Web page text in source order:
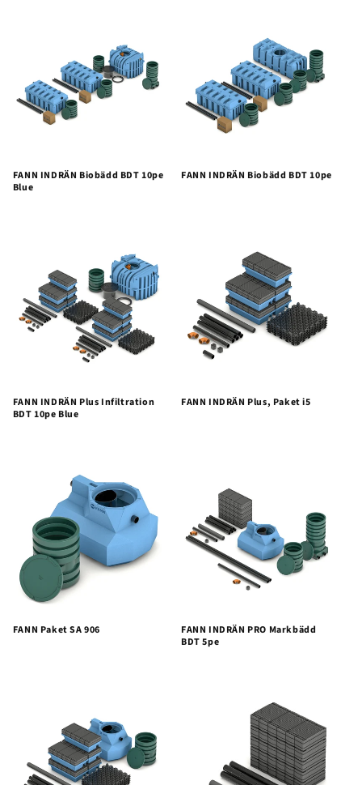
FANN INDRÄN Biobädd BDT 10pe
Blue
FANN INDRÄN Biobädd BDT 10pe
FANN INDRÄN Plus Infiltration
BDT 10pe Blue
FANN INDRÄN Plus, Paket i5
FANN Paket SA 906
FANN INDRÄN PRO Markbädd
BDT 5pe